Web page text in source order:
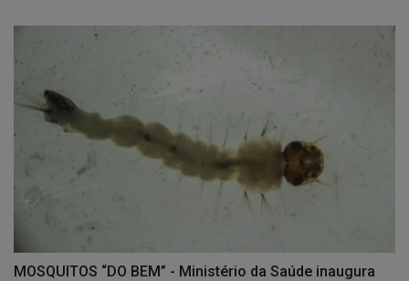
MOSQUITOS “DO BEM” - Ministério da Saúde inaugura